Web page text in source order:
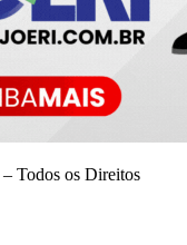
– Todos os Direitos